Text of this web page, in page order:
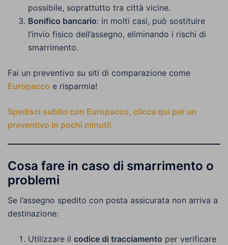
possibile, soprattutto tra città vicine.
Bonifico bancario: in molti casi, può sostituire
l’invio fisico dell’assegno, eliminando i rischi di
smarrimento.
Fai un preventivo su siti di comparazione come
Europacco e risparmia!
Spedisci subito con Europacco, clicca qui per un
preventivo in pochi minuti!
Cosa fare in caso di smarrimento o
problemi
Se l’assegno spedito con posta assicurata non arriva a
destinazione:
Utilizzare il codice di tracciamento per verificare